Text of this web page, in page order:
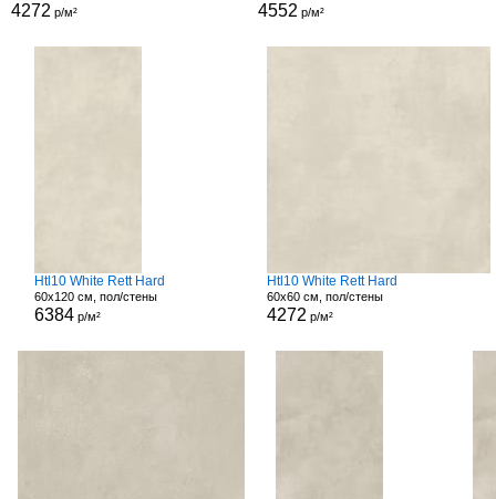
4272 р/м² 4552 р/м²
Htl10 White Rett Hard
60x120 см, пол/стены
6384 р/м²
Htl10 White Rett Hard
60x60 см, пол/стены
4272 р/м²